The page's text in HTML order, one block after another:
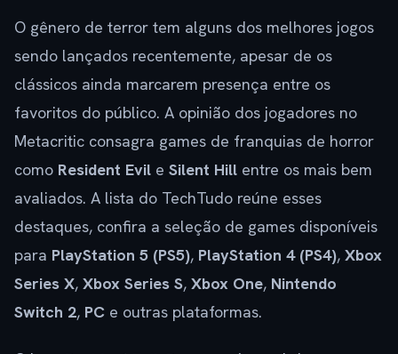
O gênero de terror tem alguns dos melhores jogos
sendo lançados recentemente, apesar de os
clássicos ainda marcarem presença entre os
favoritos do público. A opinião dos jogadores no
Metacritic consagra games de franquias de horror
como Resident Evil e Silent Hill entre os mais bem
avaliados. A lista do TechTudo reúne esses
destaques, confira a seleção de games disponíveis
para PlayStation 5 (PS5), PlayStation 4 (PS4), Xbox
Series X, Xbox Series S, Xbox One, Nintendo
Switch 2, PC e outras plataformas.